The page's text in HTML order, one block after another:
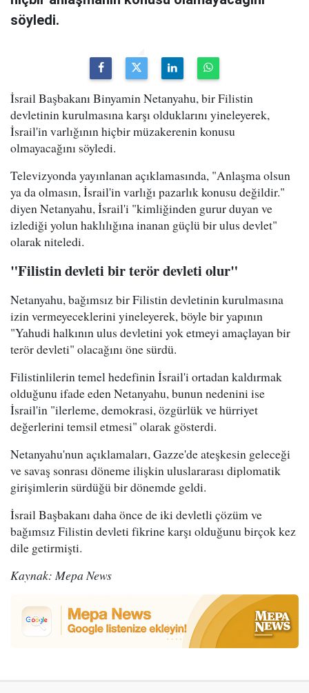
söyledi.
İsrail Başbakanı Binyamin Netanyahu, bir Filistin
devletinin kurulmasına karşı olduklarını yineleyerek,
İsrail'in varlığının hiçbir müzakerenin konusu
olmayacağını söyledi.
Televizyonda yayınlanan açıklamasında, "Anlaşma olsun
ya da olmasın, İsrail'in varlığı pazarlık konusu değildir."
diyen Netanyahu, İsrail'i "kimliğinden gurur duyan ve
izlediği yolun haklılığına inanan güçlü bir ulus devlet"
olarak niteledi.
"Filistin devleti bir terör devleti olur"
Netanyahu, bağımsız bir Filistin devletinin kurulmasına
izin vermeyeceklerini yineleyerek, böyle bir yapının
"Yahudi halkının ulus devletini yok etmeyi amaçlayan bir
terör devleti" olacağını öne sürdü.
Filistinlilerin temel hedefinin İsrail'i ortadan kaldırmak
olduğunu ifade eden Netanyahu, bunun nedenini ise
İsrail'in "ilerleme, demokrasi, özgürlük ve hürriyet
değerlerini temsil etmesi" olarak gösterdi.
Netanyahu'nun açıklamaları, Gazze'de ateşkesin geleceği
ve savaş sonrası döneme ilişkin uluslararası diplomatik
girişimlerin sürdüğü bir dönemde geldi.
İsrail Başbakanı daha önce de iki devletli çözüm ve
bağımsız Filistin devleti fikrine karşı olduğunu birçok kez
dile getirmişti.
Kaynak: Mepa News